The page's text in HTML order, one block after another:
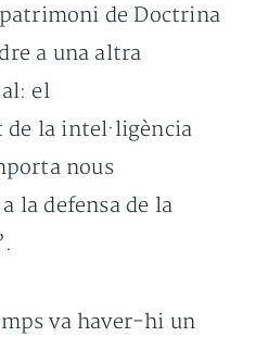
de Doctrina
a una altra
el
de la intel·ligència
nous
la defensa de la
va haver-hi un